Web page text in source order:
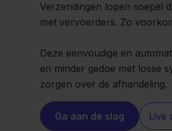
Verzendingen lopen soepel
met vervoerders. Zo
Deze eenvoudige en
en minder gedoe met losse
zorgen over de afhandeling.
Ga aan de slag Live